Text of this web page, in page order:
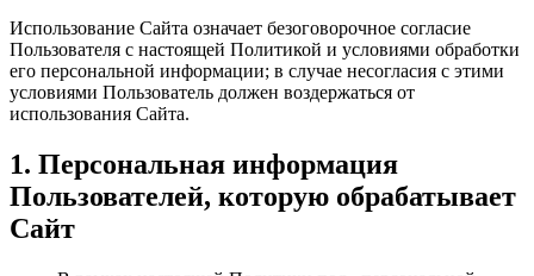
Использование Сайта означает безоговорочное согласие
Пользователя с настоящей Политикой и условиями обработки
его персональной информации; в случае несогласия с этими
условиями Пользователь должен воздержаться от
использования Сайта.
1. Персональная информация
Пользователей, которую обрабатывает
Сайт